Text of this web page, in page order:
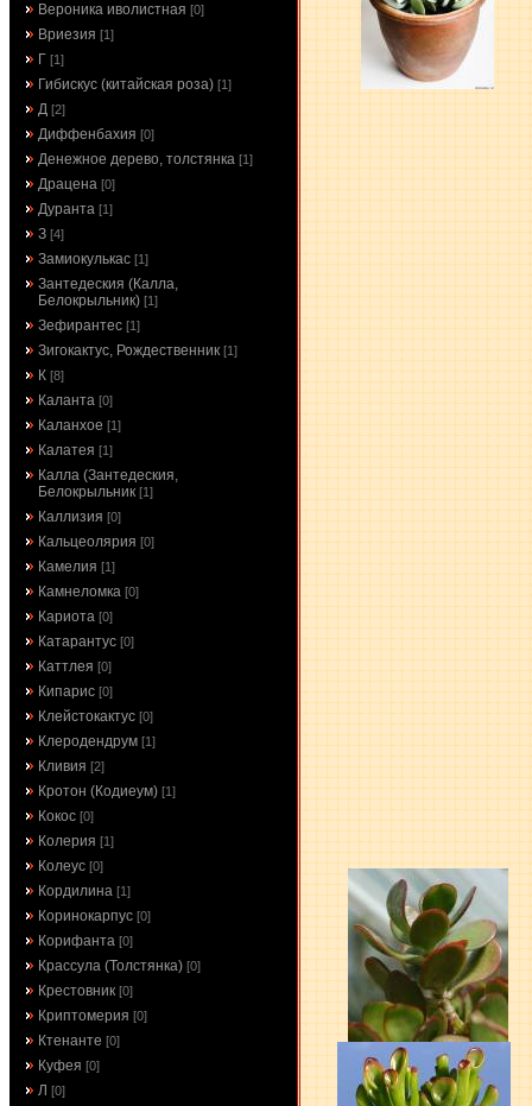
Вероника иволистная [0]
Вриезия [1]
Г [1]
Гибискус (китайская роза) [1]
Д [2]
Диффенбахия [0]
Денежное дерево, толстянка [1]
Драцена [0]
Дуранта [1]
З [4]
Замиокулькас [1]
Зантедеския (Калла,
Белокрыльник) [1]
Зефирантес [1]
Зигокактус, Рождественник [1]
К [8]
Каланта [0]
Каланхое [1]
Калатея [1]
Калла (Зантедеския,
Белокрыльник [1]
Каллизия [0]
Кальцеолярия [0]
Камелия [1]
Камнеломка [0]
Кариота [0]
Катарантус [0]
Каттлея [0]
Кипарис [0]
Клейстокактус [0]
Клеродендрум [1]
Кливия [2]
Кротон (Кодиеум) [1]
Кокос [0]
Колерия [1]
Колеус [0]
Кордилина [1]
Коринокарпус [0]
Корифанта [0]
Крассула (Толстянка) [0]
Крестовник [0]
Криптомерия [0]
Ктенанте [0]
Куфея [0]
Л [0]